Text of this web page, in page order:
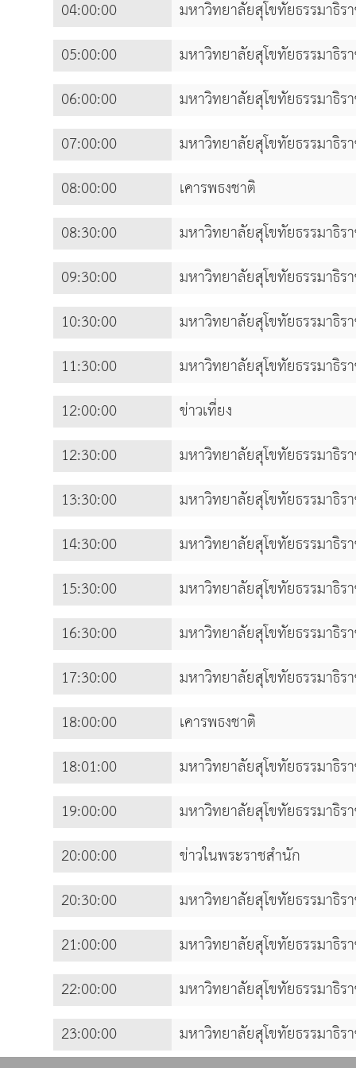
04:00:00
มหาวิทยาลัยสุโขทัยธรรมาธิร
05:00:00
มหาวิทยาลัยสุโขทัยธรรมาธิร
06:00:00
มหาวิทยาลัยสุโขทัยธรรมาธิร
07:00:00
มหาวิทยาลัยสุโขทัยธรรมาธิร
08:00:00
เคารพธงชาติ
08:30:00
มหาวิทยาลัยสุโขทัยธรรมาธิร
09:30:00
มหาวิทยาลัยสุโขทัยธรรมาธิร
10:30:00
มหาวิทยาลัยสุโขทัยธรรมาธิร
11:30:00
มหาวิทยาลัยสุโขทัยธรรมาธิร
12:00:00
ข่าวเที่ยง
12:30:00
มหาวิทยาลัยสุโขทัยธรรมาธิร
13:30:00
มหาวิทยาลัยสุโขทัยธรรมาธิร
14:30:00
มหาวิทยาลัยสุโขทัยธรรมาธิร
15:30:00
มหาวิทยาลัยสุโขทัยธรรมาธิร
16:30:00
มหาวิทยาลัยสุโขทัยธรรมาธิร
17:30:00
มหาวิทยาลัยสุโขทัยธรรมาธิร
18:00:00
เคารพธงชาติ
18:01:00
มหาวิทยาลัยสุโขทัยธรรมาธิร
19:00:00
มหาวิทยาลัยสุโขทัยธรรมาธิร
20:00:00
ข่าวในพระราชสำนัก
20:30:00
มหาวิทยาลัยสุโขทัยธรรมาธิร
21:00:00
มหาวิทยาลัยสุโขทัยธรรมาธิร
22:00:00
มหาวิทยาลัยสุโขทัยธรรมาธิร
23:00:00
มหาวิทยาลัยสุโขทัยธรรมาธิร